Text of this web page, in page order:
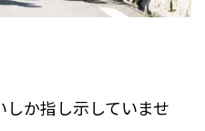
か指し示していませ